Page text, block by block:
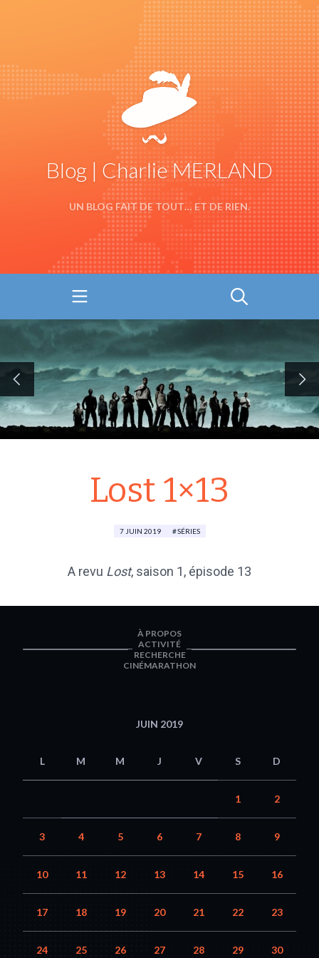
Blog | Charlie MERLAND
UN BLOG FAIT DE TOUT… ET DE RIEN.
Lost 1×13
7 JUIN 2019 SÉRIES
A revu Lost, saison 1, épisode 13
À PROPOS
ACTIVITÉ
RECHERCHE
CINÉMARATHON
JUIN 2019
L M M J V S D
1 2
3 4 5 6 7 8 9
10 11 12 13 14 15 16
17 18 19 20 21 22 23
24 25 26 27 28 29 30